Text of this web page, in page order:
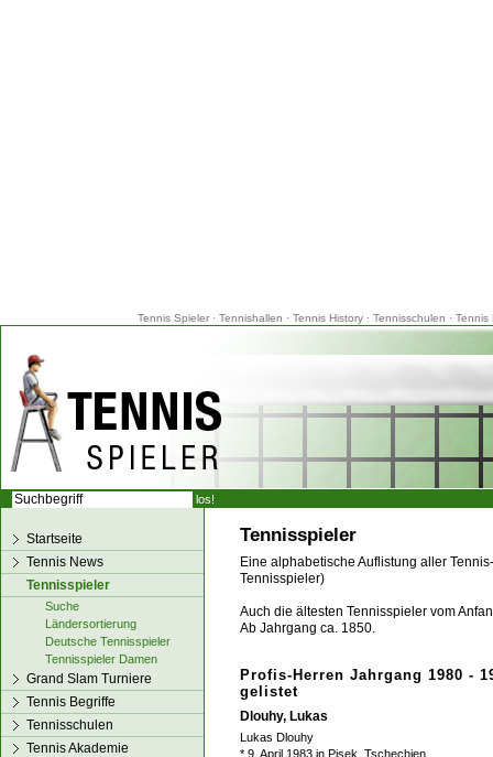
Tennis Spieler· Tennishallen · Tennis History· Tennisschulen · Tennis
Tennisspieler
Eine alphabetische Auflistung aller
Tennisspieler)
Auch die ältesten Tennisspieler vom
Ab Jahrgang ca. 1850.
Profis-Herren Jahrgang 1980 -
gelistet
Dlouhy, Lukas
Lukas Dlouhy
* 9. April 1983 in Pisek, Tschechien
Startseite
Tennis News
Tennisspieler
Suche
Ländersortierung
Deutsche Tennisspieler
Tennisspieler Damen
Grand Slam Turniere
Tennis Begriffe
Tennisschulen
Tennis Akademie
los!